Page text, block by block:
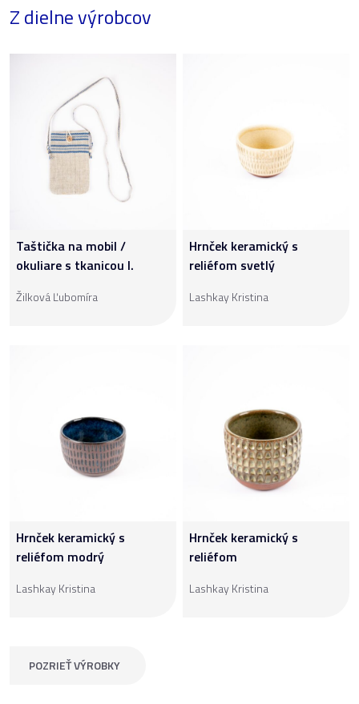
Z dielne výrobcov
Taštička na mobil /
okuliare s tkanicou I.
Žilková Ľubomíra
Hrnček keramický s
reliéfom svetlý
Lashkay Kristina
Hrnček keramický s
reliéfom modrý
Lashkay Kristina
Hrnček keramický s
reliéfom
Lashkay Kristina
POZRIEŤ VÝROBKY